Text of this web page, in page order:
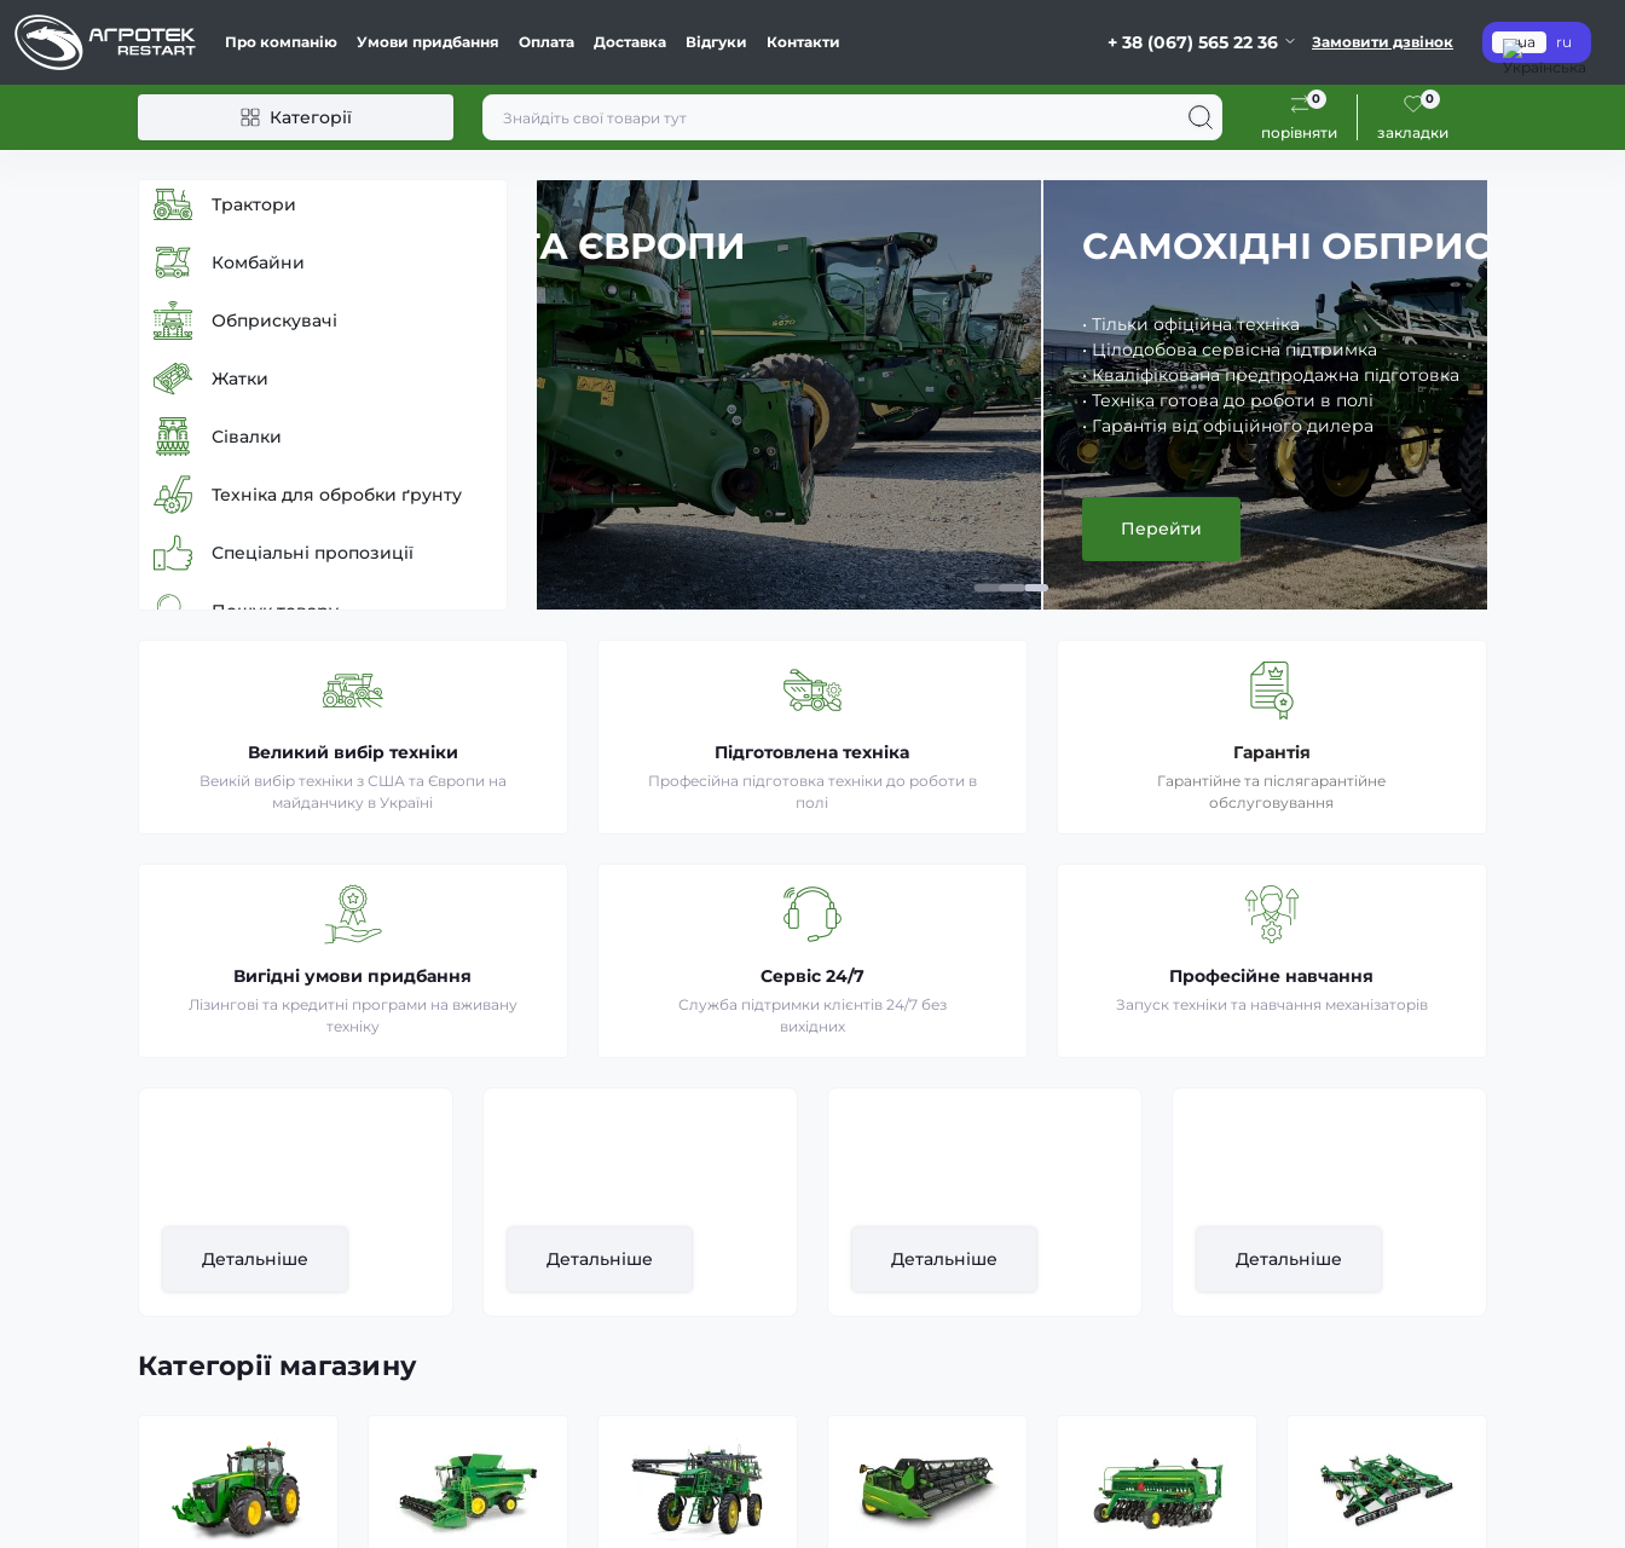
Про компанію Умови придбання Оплата Доставка Відгуки Контакти + 38 (067) 565 22 36 Замовити дзвінок ua ru
Категорії
порівняти
0
закладки
0
Трактори
Комбайни
Обприскувачі
Жатки
Сівалки
Техніка для обробки ґрунту
Спеціальні пропозиції
Пошук товару
ЄВРОПИ САМОХІДНІ ОБПРИСКУВАЧІ JOHN DEERE
• Тільки офіційна техніка
• Цілодобова сервісна підтримка
• Кваліфікована предпродажна підготовка
• Техніка готова до роботи в полі
• Гарантія від офіційного дилера
Перейти
Великий вибір техніки
Веикій вибір техніки з США та Європи на
майданчику в Україні
Підготовлена техніка
Професійна підготовка техніки до роботи в
полі
Гарантія
Гарантійне та післягарантійне
обслуговування
Вигідні умови придбання
Лізингові та кредитні програми на вживану
техніку
Сервіс 24/7
Служба підтримки клієнтів 24/7 без
вихідних
Професійне навчання
Запуск техніки та навчання механізаторів
Детальніше Детальніше Детальніше Детальніше
Категорії магазину